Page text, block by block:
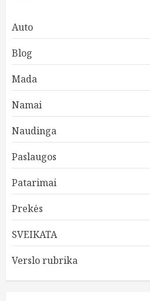
Auto
Blog
Mada
Namai
Naudinga
Paslaugos
Patarimai
Prekės
SVEIKATA
Verslo rubrika